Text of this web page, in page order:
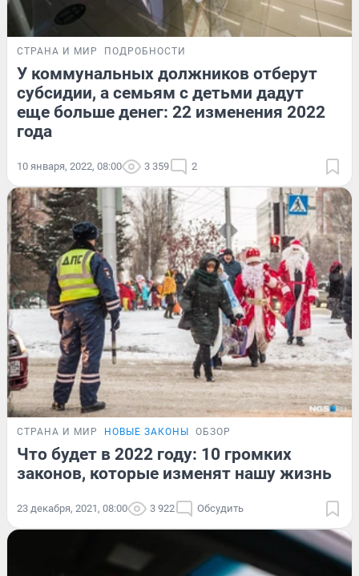
СТРАНА И МИР ПОДРОБНОСТИ
У коммунальных должников отберут
субсидии, а семьям с детьми дадут
еще больше денег: 22 изменения 2022
года
10 января, 2022, 08:00 3 359 2
СТРАНА И МИР НОВЫЕ ЗАКОНЫ ОБЗОР
Что будет в 2022 году: 10 громких
законов, которые изменят нашу жизнь
23 декабря, 2021, 08:00 3 922 Обсудить